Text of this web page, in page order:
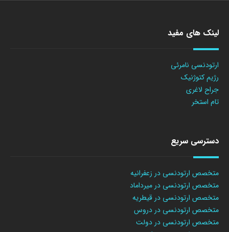
لینک های مفید
ارتودنسی نامرئی
رژیم کتوژنیک
جراح لاغری
تام استخر
دسترسی سریع
متخصص ارتودنسی در زعفرانیه
متخصص ارتودنسی در میرداماد
متخصص ارتودنسی در قیطریه
متخصص ارتودنسی در دروس
متخصص ارتودنسی در دولت